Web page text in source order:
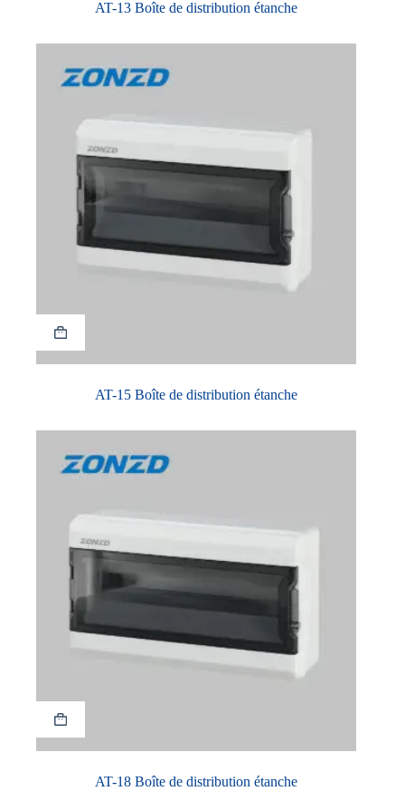
AT-13 Boîte de distribution étanche
AT-15 Boîte de distribution étanche
AT-18 Boîte de distribution étanche